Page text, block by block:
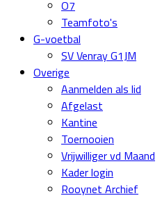
O7
Teamfoto's
G-voetbal
SV Venray G1JM
Overige
Aanmelden als lid
Afgelast
Kantine
Toernooien
Vrijwilliger vd Maand
Kader login
Rooynet Archief